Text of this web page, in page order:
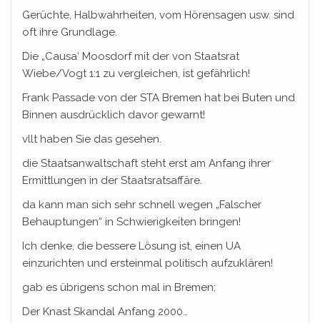
Gerüchte, Halbwahrheiten, vom Hörensagen usw. sind
oft ihre Grundlage.
Die „Causa‘ Moosdorf mit der von Staatsrat
Wiebe/Vogt 1:1 zu vergleichen, ist gefährlich!
Frank Passade von der STA Bremen hat bei Buten und
Binnen ausdrücklich davor gewarnt!
vllt haben Sie das gesehen.
die Staatsanwaltschaft steht erst am Anfang ihrer
Ermittlungen in der Staatsratsaffäre.
da kann man sich sehr schnell wegen „Falscher
Behauptungen“ in Schwierigkeiten bringen!
Ich denke, die bessere Lösung ist, einen UA
einzurichten und ersteinmal politisch aufzuklären!
gab es übrigens schon mal in Bremen;
Der Knast Skandal Anfang 2000…